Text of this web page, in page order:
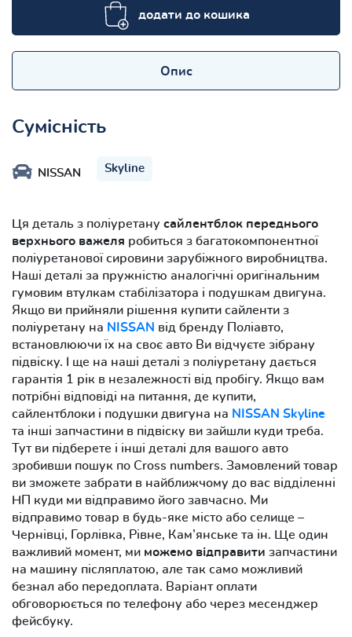
додати до кошика
Опис
Сумісність
NISSAN Skyline
Ця деталь з поліуретану сайлентблок переднього
верхнього важеля робиться з багатокомпонентної
поліуретанової сировини зарубіжного виробництва.
Наші деталі за пружністю аналогічні оригінальним
гумовим втулкам стабілізатора і подушкам двигуна.
Якщо ви прийняли рішення купити сайленти з
поліуретану на NISSAN від бренду Поліавто,
встановлюючи їх на своє авто Ви відчуєте зібрану
підвіску. І ще на наші деталі з поліуретану дається
гарантія 1 рік в незалежності від пробігу. Якщо вам
потрібні відповіді на питання, де купити,
сайлентблоки і подушки двигуна на NISSAN Skyline
та інші запчастини в підвіску ви зайшли куди треба.
Тут ви підберете і інші деталі для вашого авто
зробивши пошук по Cross numbers. Замовлений товар
ви зможете забрати в найближчому до вас відділенні
НП куди ми відправимо його завчасно. Ми
відправимо товар в будь-яке місто або селище –
Чернівці, Горлівка, Рівне, Кам’янське та ін. Ще один
важливий момент, ми можемо відправити запчастини
на машину післяплатою, але так само можливий
безнал або передоплата. Варіант оплати
обговорюється по телефону або через месенджер
фейсбуку.